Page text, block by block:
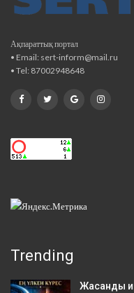
Ақпараттық портал
• Email: sert-inform@mail.ru
• Tel: 87002948648
Trending
Жасанды